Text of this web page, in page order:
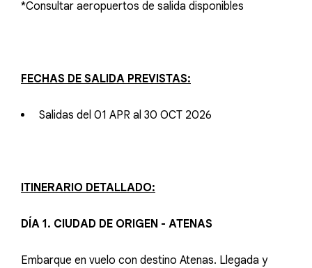
*Consultar aeropuertos de salida disponibles
FECHAS DE SALIDA PREVISTAS:
Salidas del 01 APR al 30 OCT 2026
ITINERARIO DETALLADO:
DÍA 1. CIUDAD DE ORIGEN - ATENAS
Embarque en vuelo con destino Atenas. Llegada y